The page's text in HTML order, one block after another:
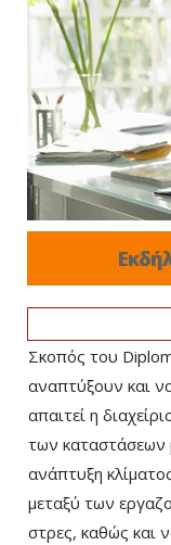
Σκοπός του
αναπτύξουν και
απαιτεί η
των καταστάσεων
ανάπτυξη
μεταξύ των
στρες, καθώς και